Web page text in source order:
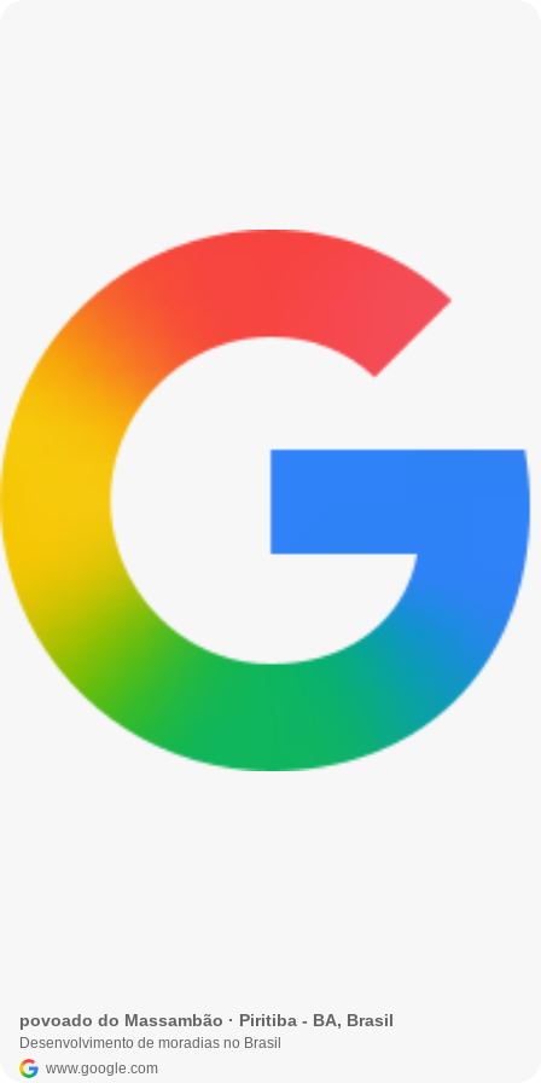
povoado do Massambão · Piritiba - BA, Brasil
Desenvolvimento de moradias no Brasil
www.google.com